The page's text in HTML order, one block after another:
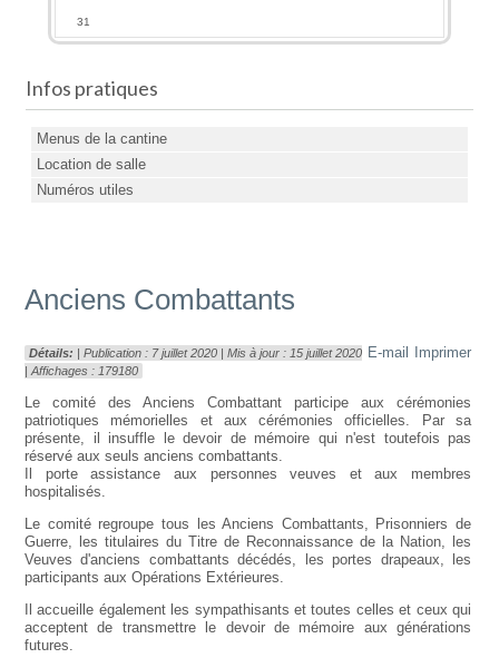
31
Infos pratiques
Menus de la cantine
Location de salle
Numéros utiles
Anciens Combattants
Imprimer
E-mail
Détails: | Publication : 7 juillet 2020 | Mis à jour : 15 juillet 2020
| Affichages : 179180
Le comité des Anciens Combattant participe aux cérémonies
patriotiques mémorielles et aux cérémonies officielles. Par sa
présente, il insuffle le devoir de mémoire qui n'est toutefois pas
réservé aux seuls anciens combattants.
Il porte assistance aux personnes veuves et aux membres
hospitalisés.
Le comité regroupe tous les Anciens Combattants, Prisonniers de
Guerre, les titulaires du Titre de Reconnaissance de la Nation, les
Veuves d'anciens combattants décédés, les portes drapeaux, les
participants aux Opérations Extérieures.
Il accueille également les sympathisants et toutes celles et ceux qui
acceptent de transmettre le devoir de mémoire aux générations
futures.